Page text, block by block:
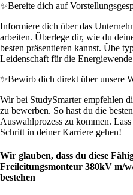
✨Bereite dich auf
Informiere dich über das
arbeiten. Überlege dir, wie du
besten präsentieren kannst. Übe
Leidenschaft für die
✨Bewirb dich direkt über unsere
Wir bei StudySmarter empfehlen
zu bewerben. So hast du die
Auswahlprozess zu kommen.
Schritt in deiner Karriere gehen!
Wir glauben, dass du diese
Freileitungsmonteur 380kV m/
bestehen